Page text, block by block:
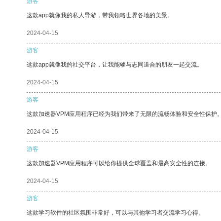
这款app就像我的私人导游，带我领略世界各地的美景。
2024-04-15
游客
这款app就像我的社交平台，让我能够与志同道合的朋友一起交流。
2024-04-15
游客
这款加速器VPM应用程序已经为我们带来了无限的流畅体验和安全性保护
2024-04-15
游客
这款加速器VPM应用程序可以给你提供全球覆盖和最高安全性的连接。
2024-04-15
游客
这款学习软件的社区氛围非常好，可以与其他学习者交流学习心得。